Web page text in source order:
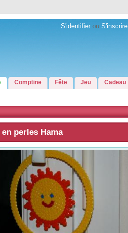
S'identifierou S'inscrire
Comptine Fête Jeu Cadeau
perles Hama